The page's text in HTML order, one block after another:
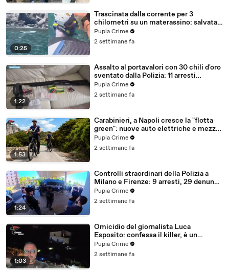
0:25
Trascinata dalla corrente per 3
chilometri su un materassino: salvata
dalla Polizia (25.07.26)
Pupia Crime
2 settimane fa
1:22
Assalto al portavalori con 30 chili d'oro
sventato dalla Polizia: 11 arresti
(25.07.26)
Pupia Crime
2 settimane fa
1:53
Carabinieri, a Napoli cresce la "flotta
green": nuove auto elettriche e mezzi
sostenibili anche sulle isole (25.07.26)
Pupia Crime
2 settimane fa
1:24
Controlli straordinari della Polizia a
Milano e Firenze: 9 arresti, 29 denunce
e oltre 7mila persone identificate
(25.07.26)
Pupia Crime
2 settimane fa
1:03
Omicidio del giornalista Luca
Esposito: confessa il killer, è un
26enne tunisino (25.07.26)
Pupia Crime
2 settimane fa